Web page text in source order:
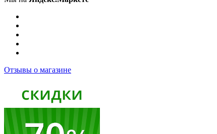
Отзывы о магазине